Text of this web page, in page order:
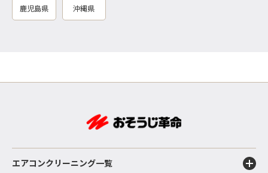
鹿児島県 沖縄県
エアコンクリーニング一覧